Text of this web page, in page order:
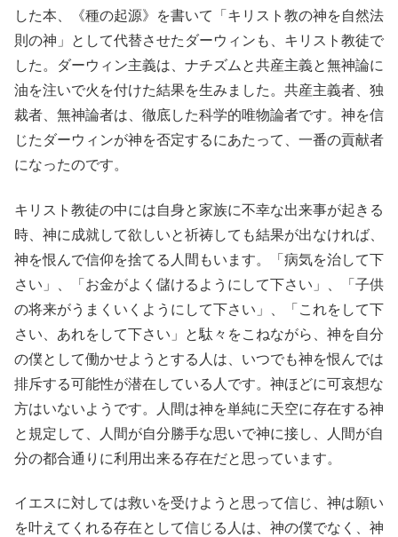
した本、《種の起源》を書いて「キリスト教の神を自然法
則の神」として代替させたダーウィンも、キリスト教徒で
した。ダーウィン主義は、ナチズムと共産主義と無神論に
油を注いで火を付けた結果を生みました。共産主義者、独
裁者、無神論者は、徹底した科学的唯物論者です。神を信
じたダーウィンが神を否定するにあたって、一番の貢献者
になったのです。
キリスト教徒の中には自身と家族に不幸な出来事が起きる
時、神に成就して欲しいと祈祷しても結果が出なければ、
神を恨んで信仰を捨てる人間もいます。「病気を治して下
さい」、「お金がよく儲けるようにして下さい」、「子供
の将来がうまくいくようにして下さい」、「これをして下
さい、あれをして下さい」と駄々をこねながら、神を自分
の僕として働かせようとする人は、いつでも神を恨んでは
排斥する可能性が潜在している人です。神ほどに可哀想な
方はいないようです。人間は神を単純に天空に存在する神
と規定して、人間が自分勝手な思いで神に接し、人間が自
分の都合通りに利用出来る存在だと思っています。
イエスに対しては救いを受けようと思って信じ、神は願い
を叶えてくれる存在として信じる人は、神の僕でなく、神